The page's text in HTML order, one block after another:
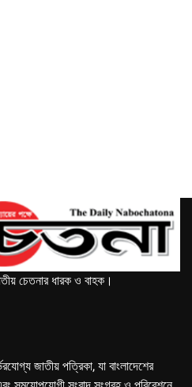
চেতনার ধারক ও বাহক।
জাতীয় পত্রিকা, যা বাংলাদেশের